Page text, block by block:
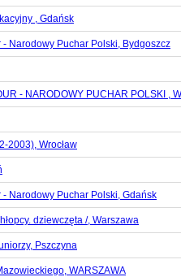
, Gdańsk
- Narodowy Puchar Polski, Bydgoszcz
- NARODOWY PUCHAR POLSKI ,
2003), Wrocław
- Narodowy Puchar Polski, Gdańsk
dziewczęta /, Warszawa
Pszczyna
WARSZAWA